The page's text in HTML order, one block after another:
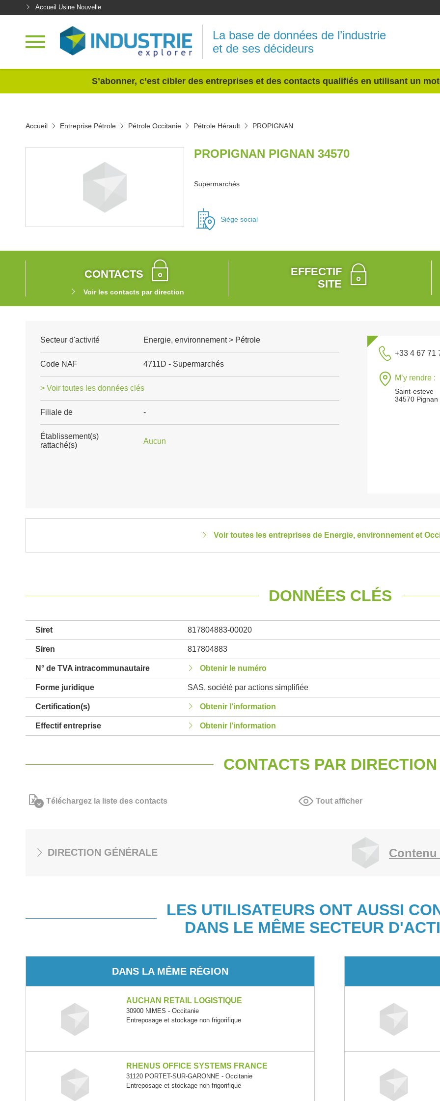
Accueil Usine Nouvelle
La base de données de l’industrie
et de ses décideurs
S’abonner, c’est cibler des entreprises et des contacts qualifiés en utilisant un
Accueil Entreprise Pétrole Pétrole Occitanie Pétrole Hérault PROPIGNAN
PROPIGNAN PIGNAN 34570
Supermarchés
Siège social
CONTACTS
Voir les contacts par direction
EFFECTIF
SITE
Secteur d'activité Energie, environnement > Pétrole
Code NAF 4711D - Supermarchés
> Voir toutes les données clés
Filiale de -
Établissement(s)
rattaché(s)
Aucun
+33 4 67 71
M’y rendre :
Saint-esteve
34570 Pignan
Voir toutes les entreprises de Energie, environnement et
DONNÉES CLÉS
Siret 817804883-00020
Siren 817804883
N° de TVA intracommunautaire Obtenir le numéro
Forme juridique SAS, société par actions simplifiée
Certification(s) Obtenir l'information
Effectif entreprise Obtenir l'information
CONTACTS PAR DIRECTION
Téléchargez la liste des contacts Tout afficher
DIRECTION GÉNÉRALE
LES UTILISATEURS ONT AUSSI
DANS LE MÊME SECTEUR
DANS LA MÊME RÉGION
AUCHAN RETAIL LOGISTIQUE
30900 NIMES - Occitanie
Entreposage et stockage non frigorifique
RHENUS OFFICE SYSTEMS FRANCE
31120 PORTET-SUR-GARONNE - Occitanie
Entreposage et stockage non frigorifique